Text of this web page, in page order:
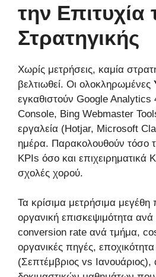
την Επιτυχία
Στρατηγικής
Χωρίς μετρήσεις, καμία
βελτιωθεί. Οι ολοκληρωμένες
εγκαθιστούν Google
Console, Bing Webmaster
εργαλεία (Hotjar, Microsoft
ημέρα. Παρακολουθούν τόσο
KPIs όσο και επιχειρηματικά
σχολές χορού.
Τα κρίσιμα μετρήσιμα μεγέθη
οργανική επισκεψιμότητα ανά
conversion rate ανά τμήμα,
οργανικές πηγές,
(Σεπτέμβριος vs Ιανουάριος),